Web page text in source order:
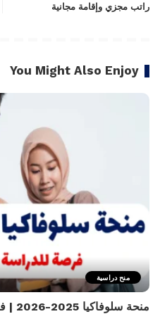
راتب مجزي وإقامة مجانية
You Might Also Enjoy
منح دراسية
منحة سلوفاكيا 2025-2026 | فرصة للدراسة في قلب أوروبا